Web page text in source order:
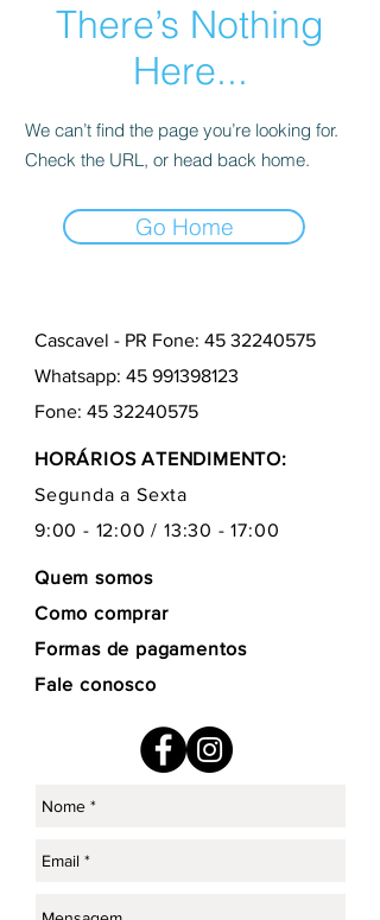
There’s Nothing
Here...
We can’t find the page you’re looking for.
Check the URL, or head back home.
Go Home
Cascavel - PR Fone: 45 32240575
Whatsapp: 45 991398123
Fone: 45 32240575
HORÁRIOS ATENDIMENTO:
Segunda a Sexta
9:00 - 12:00 / 13:30 - 17:00
Quem somos
Como comprar
Formas de pagamentos
Fale conosco